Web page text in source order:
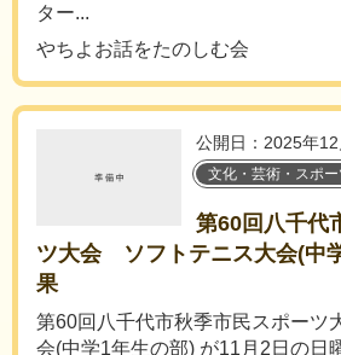
ター...
やちよお話をたのしむ会
公開日：2025年12
文化・芸術・スポー
第60回八千代
ツ大会 ソフトテニス大会(中
果
第60回八千代市秋季市民スポーツ
会(中学1年生の部) が11月2日の日